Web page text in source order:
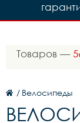
Товаров —
/ Велосипеды